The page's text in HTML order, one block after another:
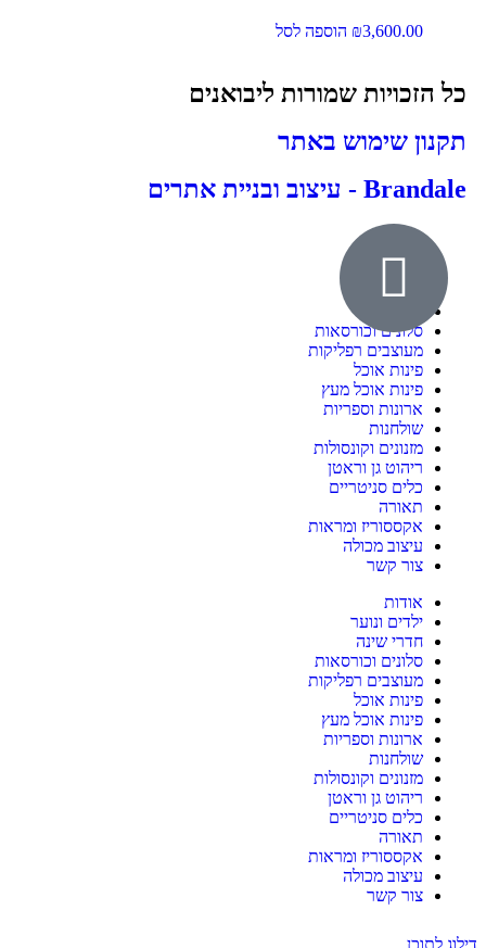
₪3,600.00 הוספה לסל
כל הזכויות שמורות ליבואנים
תקנון שימוש באתר
Brandale - עיצוב ובניית אתרים
ילדים ונוער
סלונים וכורסאות
מעוצבים רפליקות
פינות אוכל
פינות אוכל מעץ
ארונות וספריות
שולחנות
מזנונים וקונסולות
ריהוט גן וראטן
כלים סניטריים
תאורה
אקססוריז ומראות
עיצוב מכולה
צור קשר
אודות
ילדים ונוער
חדרי שינה
סלונים וכורסאות
מעוצבים רפליקות
פינות אוכל
פינות אוכל מעץ
ארונות וספריות
שולחנות
מזנונים וקונסולות
ריהוט גן וראטן
כלים סניטריים
תאורה
אקססוריז ומראות
עיצוב מכולה
צור קשר
דילוג לתוכן